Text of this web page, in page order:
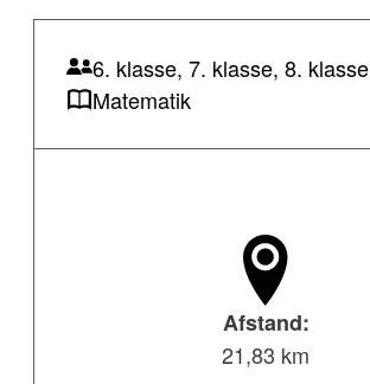
6. klasse, 7. klasse, 8. klasse
Matematik
Afstand:
21,83 km